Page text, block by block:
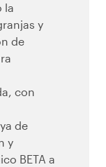
la
y
de
con
de
y
BETA a